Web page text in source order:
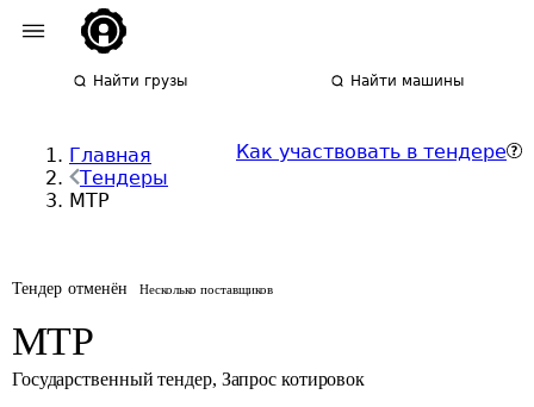
Найти грузы Найти машины
Главная
Тендеры
МТР
Как участвовать в тендере
Тендер отменён Несколько поставщиков
МТР
Государственный тендер, Запрос котировок